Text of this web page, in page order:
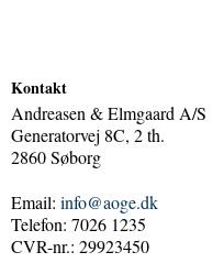
Kontakt
Andreasen & Elmgaard A/S
Generatorvej 8C, 2 th.
2860 Søborg
Email: info@aoge.dk
Telefon: 7026 1235
CVR-nr.: 29923450